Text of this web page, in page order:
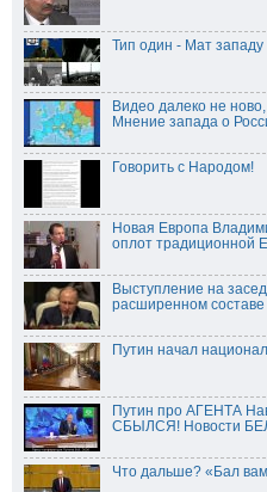
Тип один - Мат западу
Видео далеко не
Мнение запада о
Говорить с Народом!
Новая Европа
оплот традиционной
Выступление на
расширенном составе
Путин начал
Путин про АГЕНТА
СБЫЛСЯ! Новости
Что дальше? «Бал